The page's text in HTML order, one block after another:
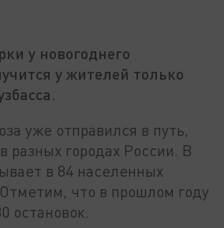
у новогоднего
у жителей только
уже отправился в путь,
разных городах России. В
в 84 населенных
что в прошлом году
остановок.